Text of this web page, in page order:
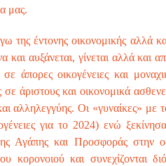
μας.
έντονης οικονομικής αλλά και
αυξάνεται, γίνεται αλλά και
άπορες οικογένειες και
άριστους και οικονομικά
αλληλεγγύης. Οι «γυναίκες» με
για το 2024) ενώ
Αγάπης και Προσφοράς στην
και συνεχίζονται